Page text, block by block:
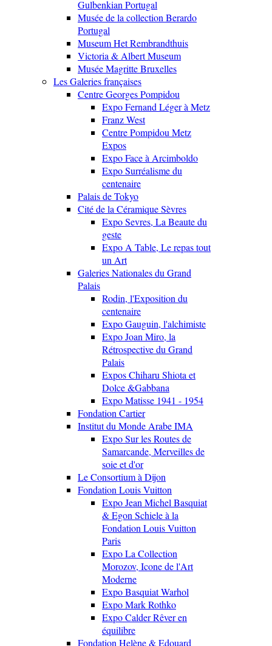
Gulbenkian Portugal
Musée de la collection Berardo
Portugal
Museum Het Rembrandthuis
Victoria & Albert Museum
Musée Magritte Bruxelles
Les Galeries françaises
Centre Georges Pompidou
Expo Fernand Léger à Metz
Franz West
Centre Pompidou Metz
Expos
Expo Face à Arcimboldo
Expo Surréalisme du
centenaire
Palais de Tokyo
Cité de la Céramique Sèvres
Expo Sevres, La Beaute du
geste
Expo A Table, Le repas tout
un Art
Galeries Nationales du Grand
Palais
Rodin, l'Exposition du
centenaire
Expo Gauguin, l'alchimiste
Expo Joan Miro, la
Rétrospective du Grand
Palais
Expos Chiharu Shiota et
Dolce &Gabbana
Expo Matisse 1941 - 1954
Fondation Cartier
Institut du Monde Arabe IMA
Expo Sur les Routes de
Samarcande, Merveilles de
soie et d'or
Le Consortium à Dijon
Fondation Louis Vuitton
Expo Jean Michel Basquiat
& Egon Schiele à la
Fondation Louis Vuitton
Paris
Expo La Collection
Morozov, Icone de l'Art
Moderne
Expo Basquiat Warhol
Expo Mark Rothko
Expo Calder Rêver en
équilibre
Fondation Helène & Edouard